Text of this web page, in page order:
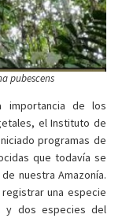
pubescens
importancia de los
el Instituto de
programas de
que todavía se
nuestra Amazonía.
una especie
y dos especies del